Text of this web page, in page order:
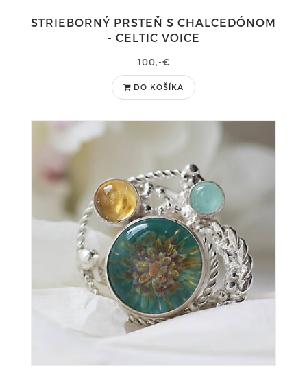
STRIEBORNÝ PRSTEŇ S CHALCEDÓNOM
- CELTIC VOICE
100,-€
DO KOŠÍKA